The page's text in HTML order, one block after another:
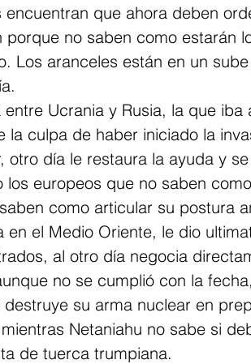
encuentran que ahora deben
porque no saben como estarán
Los aranceles están en un
Ucrania y Rusia, la que iba
la culpa de haber iniciado la
otro día le restaura la ayuda y
los europeos que no saben
como articular su postura
en el Medio Oriente, le dio
al otro día negocia
no se cumplió con la
su arma nuclear en
Netaniahu no sabe si
de tuerca trumpiana.